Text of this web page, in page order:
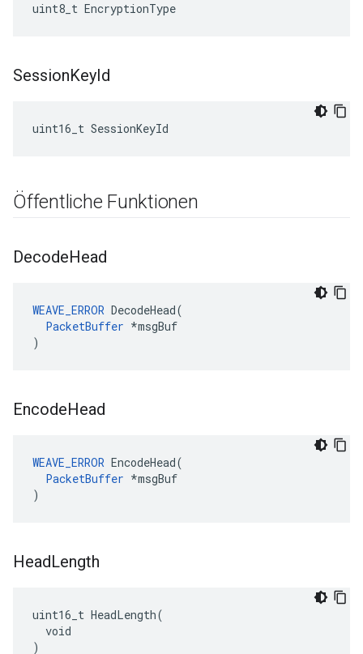
uint8_t EncryptionType
SessionKeyId
uint16_t SessionKeyId
Öffentliche Funktionen
DecodeHead
WEAVE_ERROR DecodeHead(
PacketBuffer *msgBuf
)
EncodeHead
WEAVE_ERROR EncodeHead(
PacketBuffer *msgBuf
)
HeadLength
uint16_t HeadLength(
  void
)